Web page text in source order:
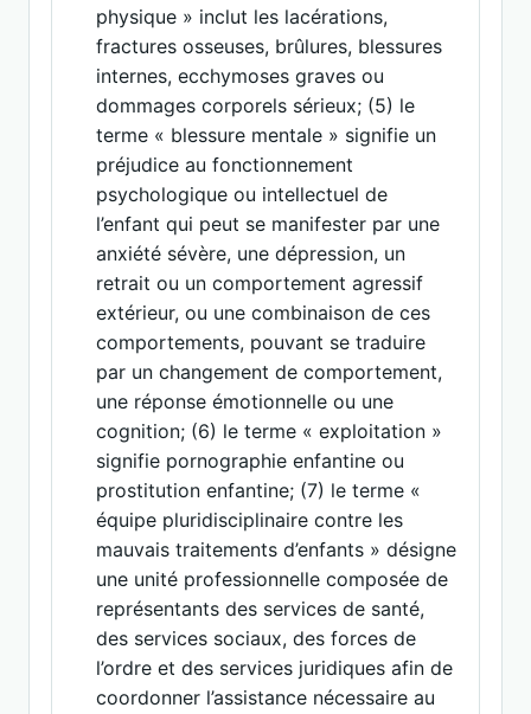
physique » inclut les lacérations,
fractures osseuses, brûlures, blessures
internes, ecchymoses graves ou
dommages corporels sérieux; (5) le
terme « blessure mentale » signifie un
préjudice au fonctionnement
psychologique ou intellectuel de
l’enfant qui peut se manifester par une
anxiété sévère, une dépression, un
retrait ou un comportement agressif
extérieur, ou une combinaison de ces
comportements, pouvant se traduire
par un changement de comportement,
une réponse émotionnelle ou une
cognition; (6) le terme « exploitation »
signifie pornographie enfantine ou
prostitution enfantine; (7) le terme «
équipe pluridisciplinaire contre les
mauvais traitements d’enfants » désigne
une unité professionnelle composée de
représentants des services de santé,
des services sociaux, des forces de
l’ordre et des services juridiques afin de
coordonner l’assistance nécessaire au